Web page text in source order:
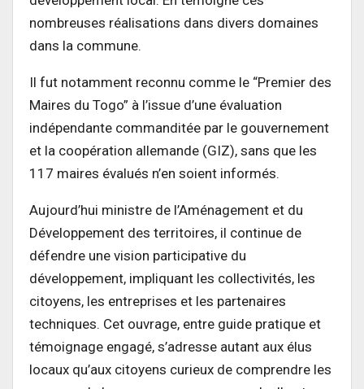
nombreuses réalisations dans divers domaines
dans la commune.
Il fut notamment reconnu comme le “Premier des
Maires du Togo” à l’issue d’une évaluation
indépendante commanditée par le gouvernement
et la coopération allemande (GIZ), sans que les
117 maires évalués n’en soient informés.
Aujourd’hui ministre de l’Aménagement et du
Développement des territoires, il continue de
défendre une vision participative du
développement, impliquant les collectivités, les
citoyens, les entreprises et les partenaires
techniques. Cet ouvrage, entre guide pratique et
témoignage engagé, s’adresse autant aux élus
locaux qu’aux citoyens curieux de comprendre les